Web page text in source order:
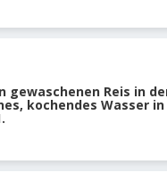
gewaschenen Reis in
kochendes Wasser